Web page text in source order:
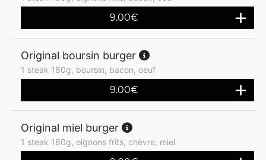
9.00€
Original boursin burger
1 steak 180g, boursin, bacon, oeuf
9.00€
Original miel burger
1 steak 180g, oignons frits, chèvre, miel